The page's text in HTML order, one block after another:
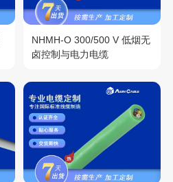
NHMH-O 300/500 V 低烟无
卤控制与电力电缆